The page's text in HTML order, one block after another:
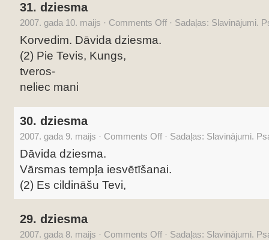
31. dziesma
2007. gada 10. maijs · Comments Off · Sadaļas: Slavinājumi.
Korvedim. Dāvida dziesma.
(2) Pie Tevis, Kungs,
tveros-
neliec mani
30. dziesma
2007. gada 9. maijs · Comments Off · Sadaļas: Slavinājumi.
Dāvida dziesma.
Vārsmas tempļa iesvētīšanai.
(2) Es cildināšu Tevi,
29. dziesma
2007. gada 8. maijs · Comments Off · Sadaļas: Slavinājumi.